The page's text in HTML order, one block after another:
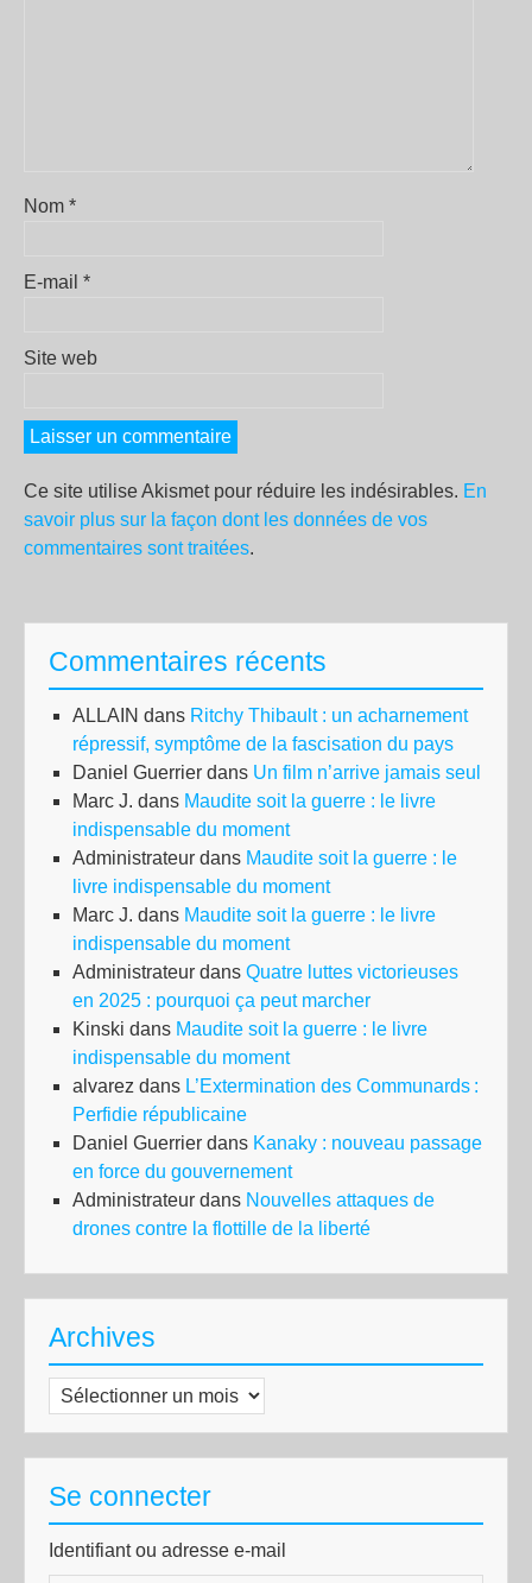
Nom *
E-mail *
Site web
Ce site utilise Akismet pour réduire les indésirables. En
savoir plus sur la façon dont les données de vos
commentaires sont traitées.
Commentaires récents
ALLAIN dans Ritchy Thibault : un acharnement
répressif, symptôme de la fascisation du pays
Daniel Guerrier dans Un film n’arrive jamais seul
Marc J. dans Maudite soit la guerre : le livre
indispensable du moment
Administrateur dans Maudite soit la guerre : le
livre indispensable du moment
Marc J. dans Maudite soit la guerre : le livre
indispensable du moment
Administrateur dans Quatre luttes victorieuses
en 2025 : pourquoi ça peut marcher
Kinski dans Maudite soit la guerre : le livre
indispensable du moment
alvarez dans L’Extermination des Communards :
Perfidie républicaine
Daniel Guerrier dans Kanaky : nouveau passage
en force du gouvernement
Administrateur dans Nouvelles attaques de
drones contre la flottille de la liberté
Archives
Archives
Se connecter
Identifiant ou adresse e-mail